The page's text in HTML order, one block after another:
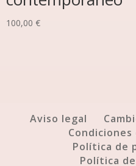
100,00 €
Aviso legal
Condiciones
Política de
Política